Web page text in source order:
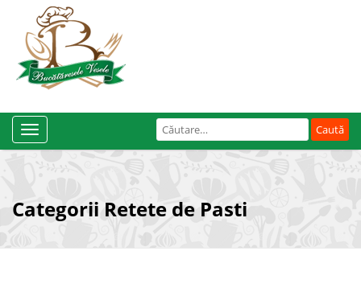
Caută
după:
Toggle
Navigation
Categorii Retete de Pasti